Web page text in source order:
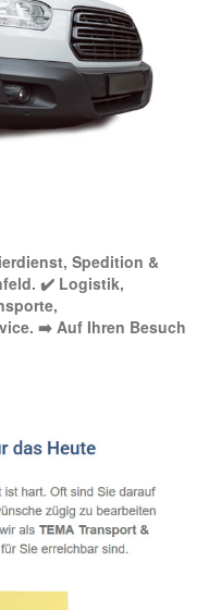
Spedition &
✔️ Logistik,
➡️ Auf Ihren Besuch